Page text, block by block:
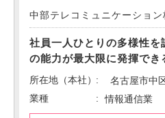
中部テレコミュニケーション
社員一人ひとりの多様性を
の能力が最大限に発揮でき
所在地（本社）
名古屋市中
業種
情報通信業